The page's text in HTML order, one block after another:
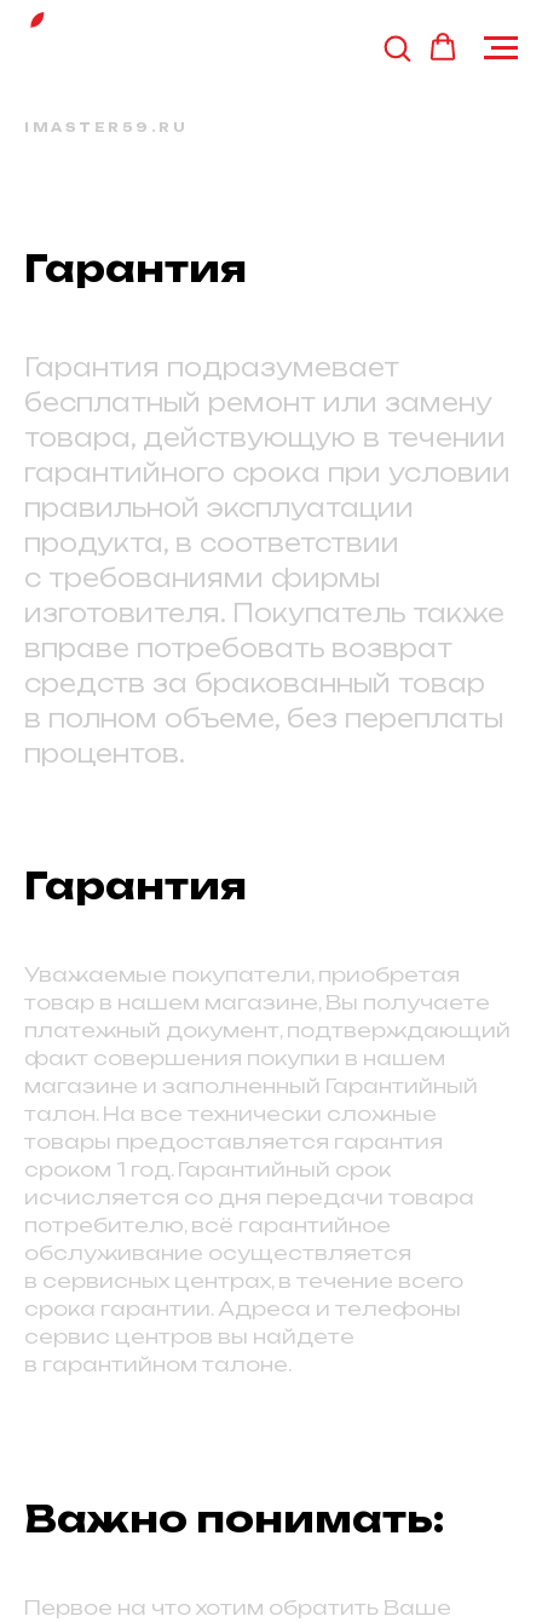
IMASTER59.RU
Гарантия
Гарантия подразумевает
бесплатный ремонт или замену
товара, действующую в течении
гарантийного срока при условии
правильной эксплуатации
продукта, в соответствии
с требованиями фирмы
изготовителя. Покупатель также
вправе потребовать возврат
средств за бракованный товар
в полном объеме, без переплаты
процентов.
Гарантия
Уважаемые покупатели, приобретая
товар в нашем магазине, Вы получаете
платежный документ, подтверждающий
факт совершения покупки в нашем
магазине и заполненный Гарантийный
талон. На все технически сложные
товары предоставляется гарантия
сроком 1 год. Гарантийный срок
исчисляется со дня передачи товара
потребителю, всё гарантийное
обслуживание осуществляется
в сервисных центрах, в течение всего
срока гарантии. Адреса и телефоны
сервис центров вы найдете
в гарантийном талоне.
Важно понимать:
Первое на что хотим обратить Ваше